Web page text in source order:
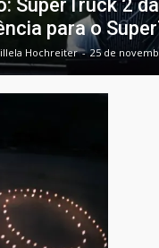
SuperTruck 2
para o
Hochreiter - 25 de